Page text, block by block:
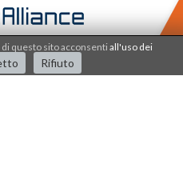
questo sito acconsenti all'uso dei
Rifiuto